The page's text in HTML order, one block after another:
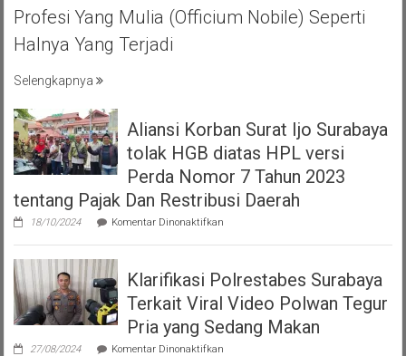
DAN
Profesi Yang Mulia (officium Nobile) Seperti
Halnya Yang Terjadi
Selengkapnya
Aliansi Korban Surat Ijo Surabaya
tolak HGB diatas HPL versi
Perda Nomor 7 Tahun 2023
tentang Pajak Dan Restribusi Daerah
18/10/2024 Komentar Dinonaktifkan
Korban
Ijo
Surabaya
tolak
HGB
diatas
Klarifikasi Polrestabes Surabaya
Terkait Viral Video Polwan Tegur
Pria yang Sedang Makan
27/08/2024 Komentar Dinonaktifkan